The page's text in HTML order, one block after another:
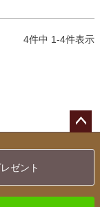
4件中 1-4件表示
へ
ゼント